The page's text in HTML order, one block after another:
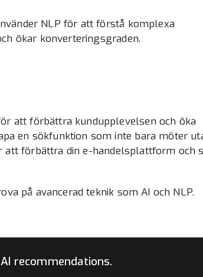
NLP för att förstå komplexa
ökar konverteringsgraden.
att förbättra kundupplevelsen och öka
en sökfunktion som inte bara möter
att förbättra din e-handelsplattform och
på avancerad teknik som AI och NLP.
recommendations.